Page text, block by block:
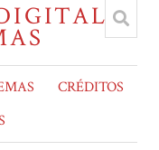
CRÉDITOS